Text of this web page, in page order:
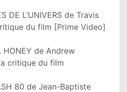
DE L’UNIVERS de Travis
du film [Prime Video]
HONEY de Andrew
critique du film
80 de Jean-Baptiste